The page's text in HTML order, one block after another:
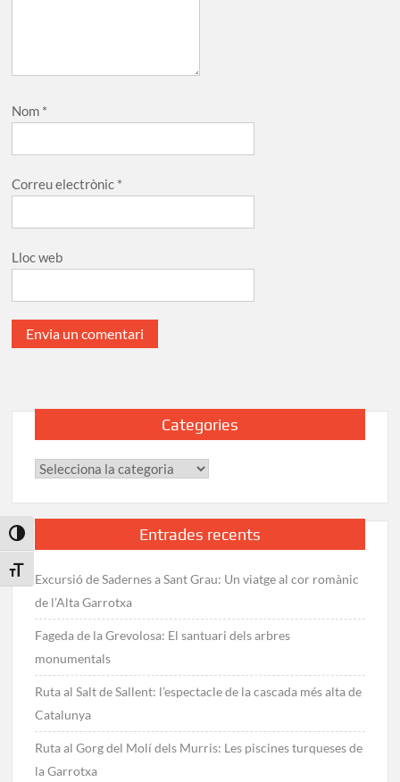
Toggle High Contrast
Toggle Font size
Nom *
Correu electrònic *
Lloc web
Categories
Categories
Entrades recents
Excursió de Sadernes a Sant Grau: Un viatge al cor romànic
de l’Alta Garrotxa
Fageda de la Grevolosa: El santuari dels arbres
monumentals
Ruta al Salt de Sallent: l’espectacle de la cascada més alta de
Catalunya
Ruta al Gorg del Molí dels Murris: Les piscines turqueses de
la Garrotxa